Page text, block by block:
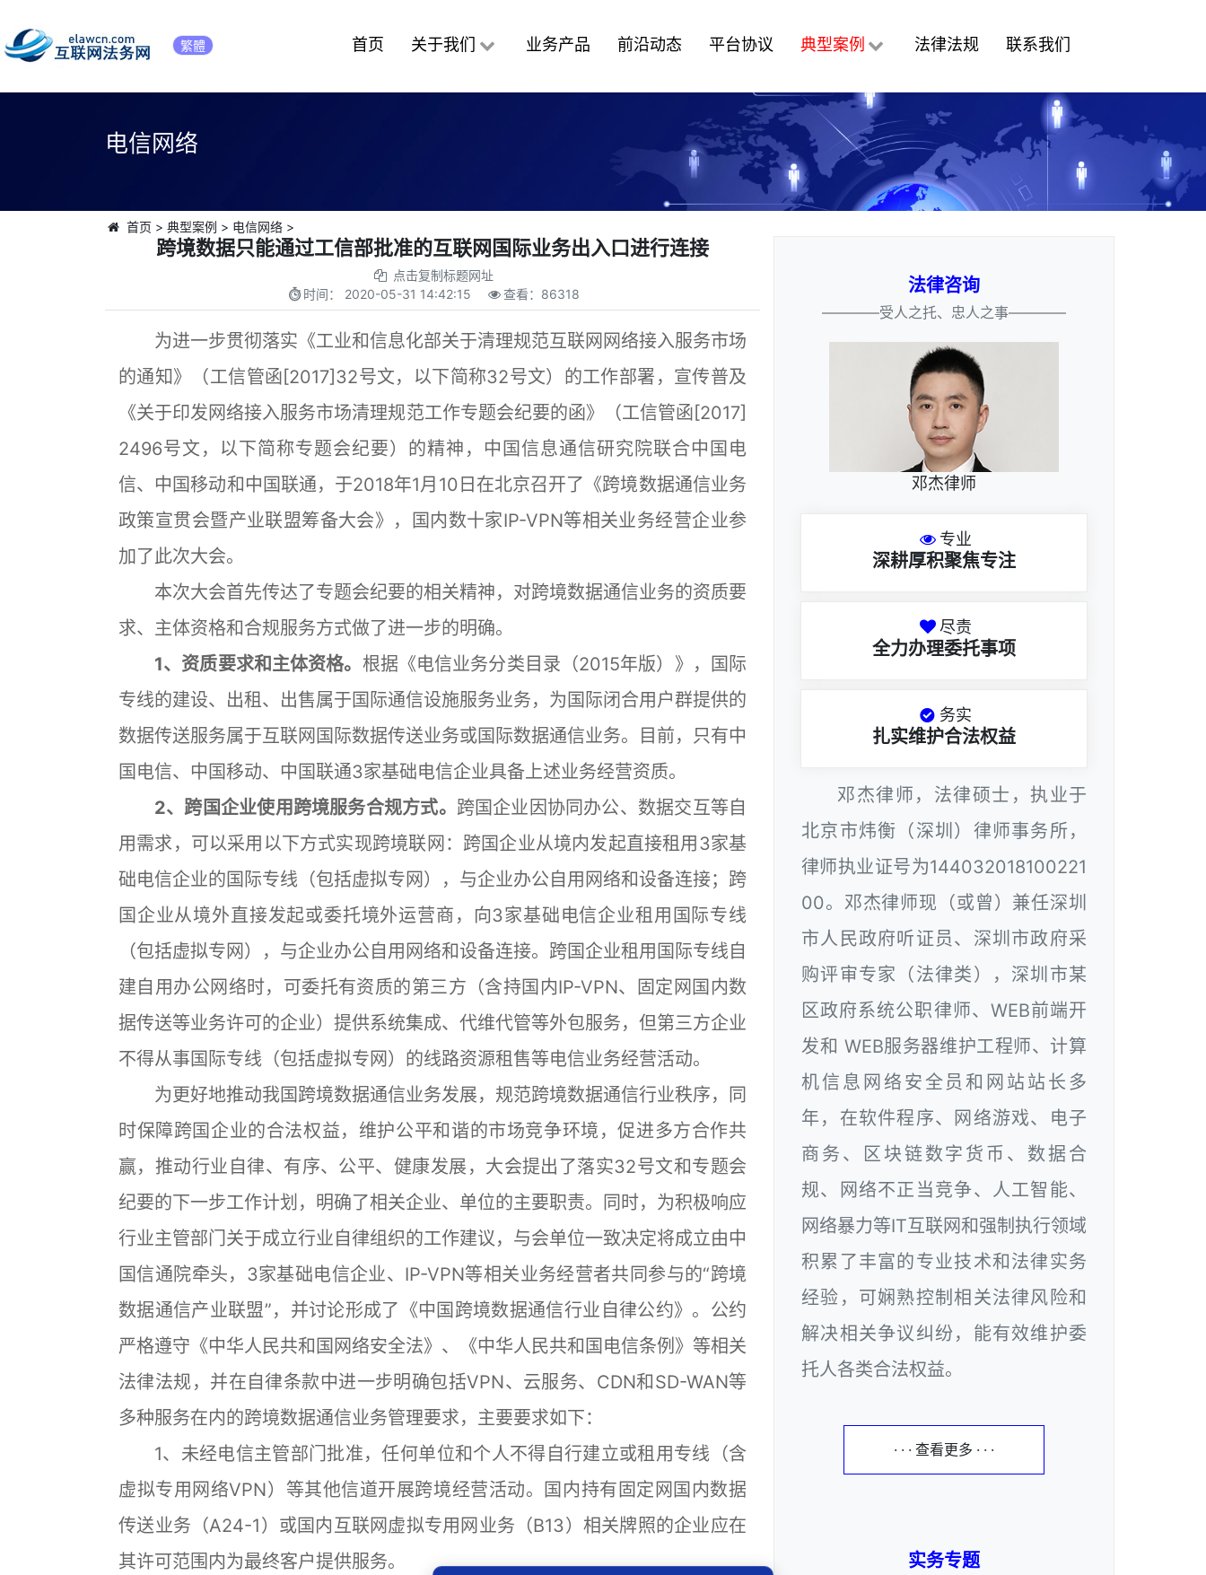
繁體 首页 关于我们 业务产品 前沿动态 平台协议 典型案例 法律法规 联系我们
电信网络
首页 > 典型案例 > 电信网络>
跨境数据只能通过工信部批准的互联网国际业务出入口进行连接
点击复制标题网址
时间： 2020-05-31 14:42:15 查看： 86318
为进一步贯彻落实《工业和信息化部关于清理规范互联网网络接入服务市场
的通知》（工信管函[2017]32号文，以下简称32号文）的工作部署，宣传普及
《关于印发网络接入服务市场清理规范工作专题会纪要的函》（工信管函[2017]
2496号文，以下简称专题会纪要）的精神，中国信息通信研究院联合中国电
信、中国移动和中国联通，于2018年1月10日在北京召开了《跨境数据通信业务
政策宣贯会暨产业联盟筹备大会》，国内数十家IP-VPN等相关业务经营企业参
加了此次大会。
本次大会首先传达了专题会纪要的相关精神，对跨境数据通信业务的资质要
求、主体资格和合规服务方式做了进一步的明确。
1、资质要求和主体资格。 根据《电信业务分类目录（2015年版）》，国际
专线的建设、出租、出售属于国际通信设施服务业务，为国际闭合用户群提供的
数据传送服务属于互联网国际数据传送业务或国际数据通信业务。目前，只有中
国电信、中国移动、中国联通3家基础电信企业具备上述业务经营资质。
2、跨国企业使用跨境服务合规方式。 跨国企业因协同办公、数据交互等自
用需求，可以采用以下方式实现跨境联网：跨国企业从境内发起直接租用3家基
础电信企业的国际专线（包括虚拟专网），与企业办公自用网络和设备连接；跨
国企业从境外直接发起或委托境外运营商，向3家基础电信企业租用国际专线
（包括虚拟专网），与企业办公自用网络和设备连接。跨国企业租用国际专线自
建自用办公网络时，可委托有资质的第三方（含持国内IP-VPN、固定网国内数
据传送等业务许可的企业）提供系统集成、代维代管等外包服务，但第三方企业
不得从事国际专线（包括虚拟专网）的线路资源租售等电信业务经营活动。
为更好地推动我国跨境数据通信业务发展，规范跨境数据通信行业秩序，同
时保障跨国企业的合法权益，维护公平和谐的市场竞争环境，促进多方合作共
赢，推动行业自律、有序、公平、健康发展，大会提出了落实32号文和专题会
纪要的下一步工作计划，明确了相关企业、单位的主要职责。同时，为积极响应
行业主管部门关于成立行业自律组织的工作建议，与会单位一致决定将成立由中
国信通院牵头，3家基础电信企业、IP-VPN等相关业务经营者共同参与的“跨境
数据通信产业联盟”，并讨论形成了《中国跨境数据通信行业自律公约》。公约
严格遵守《中华人民共和国网络安全法》、《中华人民共和国电信条例》等相关
法律法规，并在自律条款中进一步明确包括VPN、云服务、CDN和SD-WAN等
多种服务在内的跨境数据通信业务管理要求，主要要求如下：
1、未经电信主管部门批准，任何单位和个人不得自行建立或租用专线（含
虚拟专用网络VPN）等其他信道开展跨境经营活动。国内持有固定网国内数据
传送业务（A24-1）或国内互联网虚拟专用网业务（B13）相关牌照的企业应在
其许可范围内为最终客户提供服务。
法律咨询
————受人之托、忠人之事————
邓杰律师
专业
深耕厚积聚焦专注
尽责
全力办理委托事项
务实
扎实维护合法权益
邓杰律师，法律硕士，执业于
北京市炜衡（深圳）律师事务所，
律师执业证号为144032018100221
00。邓杰律师现（或曾）兼任深圳
市人民政府听证员、深圳市政府采
购评审专家（法律类），深圳市某
区政府系统公职律师、WEB前端开
发和 WEB服务器维护工程师、计算
机信息网络安全员和网站站长多
年，在软件程序、网络游戏、电子
商务、区块链数字货币、数据合
规、网络不正当竞争、人工智能、
网络暴力等IT互联网和强制执行领域
积累了丰富的专业技术和法律实务
经验，可娴熟控制相关法律风险和
解决相关争议纠纷，能有效维护委
托人各类合法权益。
· · · 查看更多 · · ·
实务专题